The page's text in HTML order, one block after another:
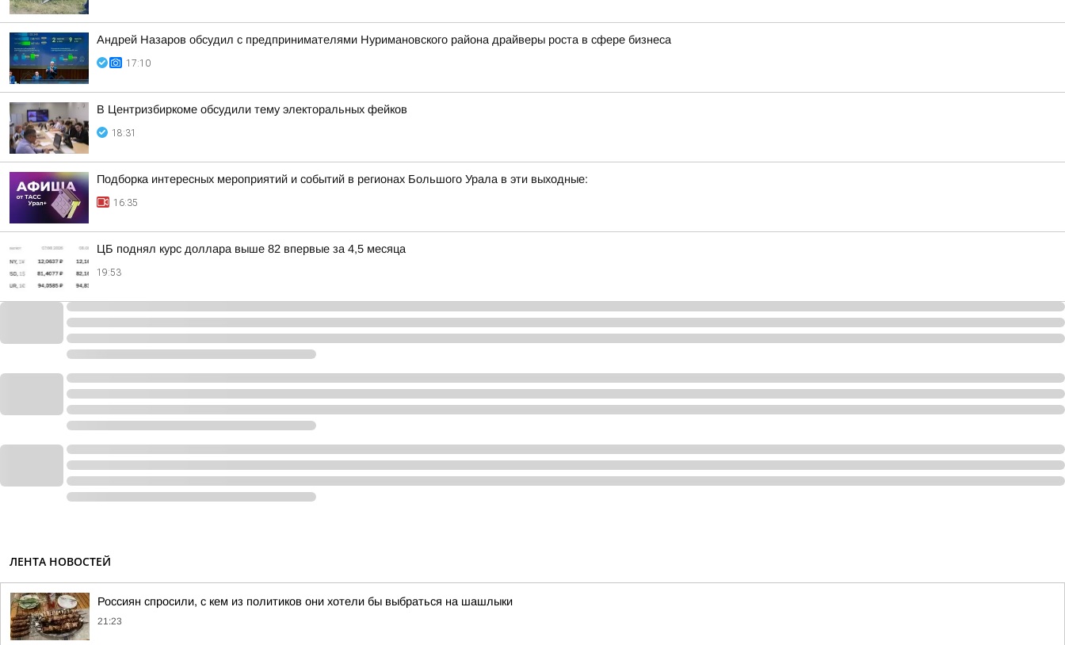
Андрей Назаров обсудил с предпринимателями Нуримановского района драйверы роста в сфере бизнеса
17:10
В Центризбиркоме обсудили тему электоральных фейков
18:31
Подборка интересных мероприятий и событий в регионах Большого Урала в эти выходные:
16:35
ЦБ поднял курс доллара выше 82 впервые за 4,5 месяца
19:53
ЛЕНТА НОВОСТЕЙ
Россиян спросили, с кем из политиков они хотели бы выбраться на шашлыки
21:23